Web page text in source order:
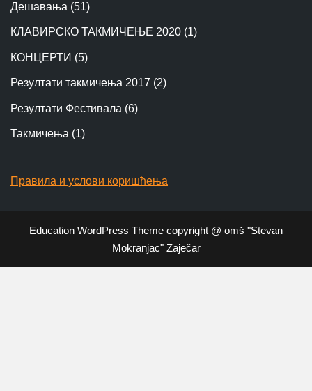
Дешавања (51)
КЛАВИРСКО ТАКМИЧЕЊЕ 2020 (1)
КОНЦЕРТИ (5)
Резултати такмичења 2017 (2)
Резултати Фестивала (6)
Такмичења (1)
Правила и услови коришћења
Education WordPress Theme copyright @ omš "Stevan
Mokranjac" Zaječar